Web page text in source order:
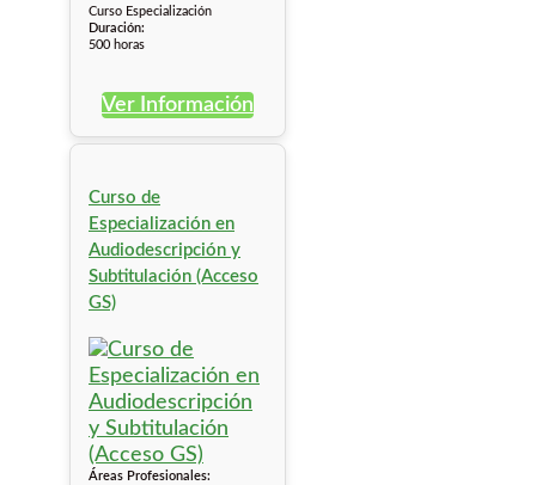
Curso Especialización
Duración:
500 horas
Ver Información
Curso de
Especialización en
Audiodescripción y
Subtitulación (Acceso
GS)
Áreas Profesionales: